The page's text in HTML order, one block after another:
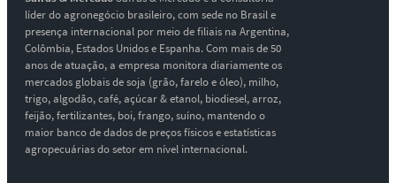
líder do agronegócio brasileiro, com sede no Brasil e
presença internacional por meio de filiais na Argentina,
Colômbia, Estados Unidos e Espanha. Com mais de 50
anos de atuação, a empresa monitora diariamente os
mercados globais de soja (grão, farelo e óleo), milho,
trigo, algodão, café, açúcar & etanol, biodiesel, arroz,
feijão, fertilizantes, boi, frango, suíno, mantendo o
maior banco de dados de preços físicos e estatísticas
agropecuárias do setor em nível internacional.